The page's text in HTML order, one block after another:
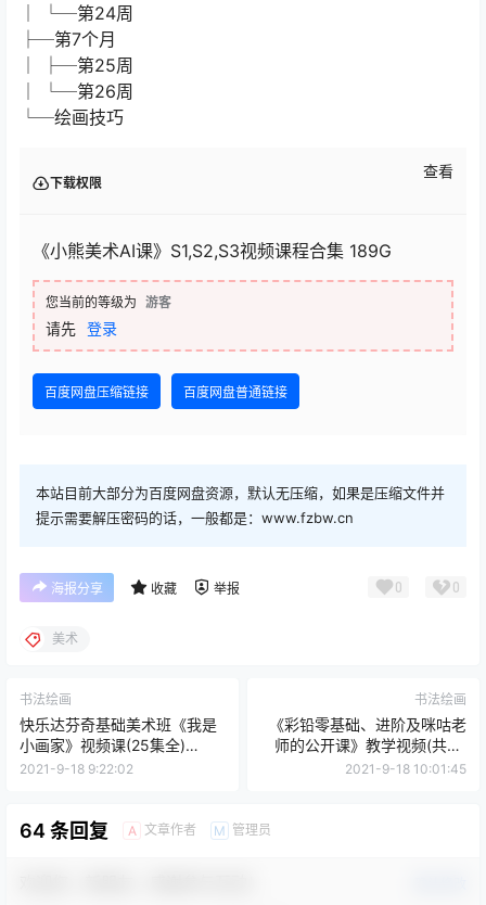
│ └─第24周
├─第7个月
│ ├─第25周
│ └─第26周
└─绘画技巧
下载权限
查看
《小熊美术AI课》S1,S2,S3视频课程合集 189G
您当前的等级为 游客
请先 登录
百度网盘压缩链接 百度网盘普通链接
本站目前大部分为百度网盘资源，默认无压缩，如果是压缩文件并
提示需要解压密码的话，一般都是：www.fzbw.cn
海报分享 收藏 举报 0 0
美术
书法绘画
快乐达芬奇基础美术班《我是
小画家》视频课(25集全)
RMVB格式
2021-9-18 9:22:02
书法绘画
《彩铅零基础、进阶及咪咕老
师的公开课》教学视频(共88
集) wmv格式
2021-9-18 10:01:45
64 条回复 A 文章作者 M 管理员